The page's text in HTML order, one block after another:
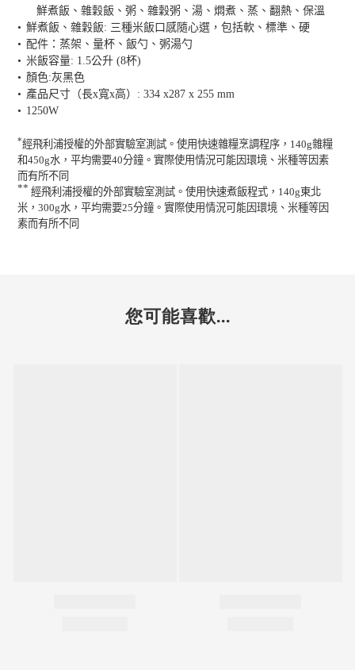
鮮煮飯、雜穀飯、粥、雜穀粥、湯、燜煮、蒸、翻熱、保溫
• 鮮煮飯、雜穀飯: 三種米飯口感隨心選，包括軟、標準、硬
• 配件：蒸架、量杯、飯勺、粥湯勺
• 米飯容量: 1.5公升 (8杯)
• 顏色:灰黑色
• 產品尺寸（長x寬x高） : 334 x287 x 255 mm
• 1250W
*經飛利浦授權的外部實驗室測試。使用快速雜糧烹調程序， 140g雜糧
和450g水，平均需要40分鐘。實際使用情況可能因環境、米種等因素
而有所不同
** 經飛利浦授權的外部實驗室測試。使用快速煮飯程式， 140g東北
米， 300g水，平均需要25分鐘。實際使用情況可能因環境、米種等因
素而有所不同
您可能喜歡...